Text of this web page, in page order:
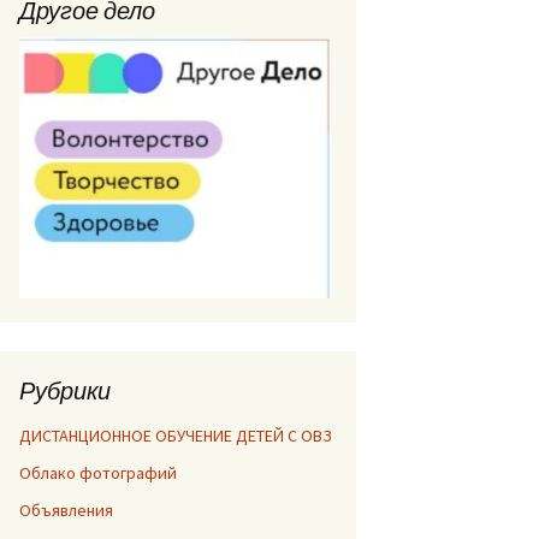
Другое дело
Рубрики
ДИСТАНЦИОННОЕ ОБУЧЕНИЕ ДЕТЕЙ С ОВЗ
Облако фотографий
Объявления